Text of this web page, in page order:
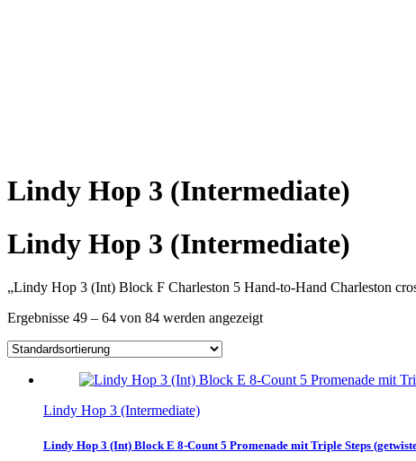
Lindy Hop 3 (Intermediate)
Lindy Hop 3 (Intermediate)
„Lindy Hop 3 (Int) Block F Charleston 5 Hand-to-Hand Charleston
Ergebnisse 49 – 64 von 84 werden angezeigt
Lindy Hop 3 (Intermediate)
Lindy Hop 3 (Int) Block E 8-Count 5 Promenade mit Triple Steps